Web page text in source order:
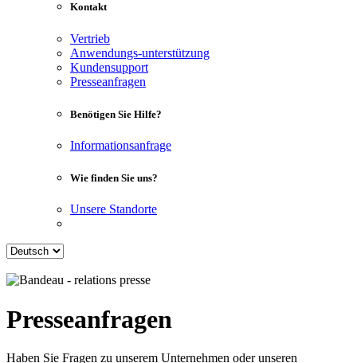
Kontakt
Vertrieb
Anwendungs-unterstützung
Kundensupport
Presseanfragen
Benötigen Sie Hilfe?
Informationsanfrage
Wie finden Sie uns?
Unsere Standorte
Presseanfragen
Haben Sie Fragen zu unserem Unternehmen oder unseren